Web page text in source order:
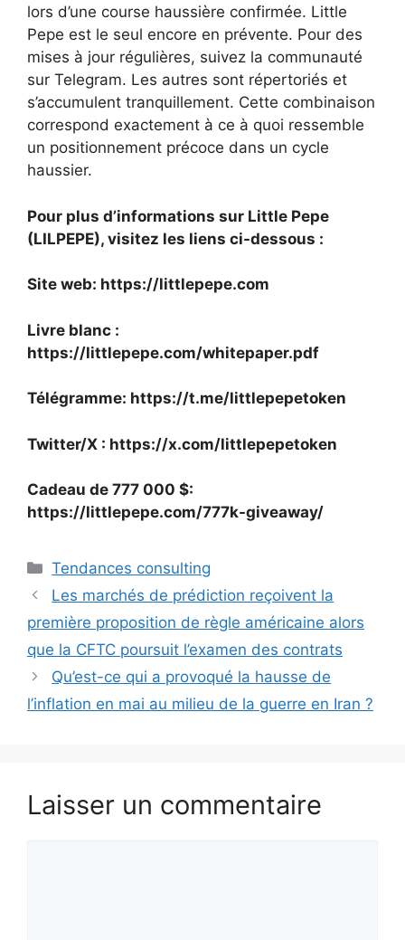
lors d’une course haussière confirmée. Little
Pepe est le seul encore en prévente. Pour des
mises à jour régulières, suivez la communauté
sur Telegram. Les autres sont répertoriés et
s’accumulent tranquillement. Cette combinaison
correspond exactement à ce à quoi ressemble
un positionnement précoce dans un cycle
haussier.
Pour plus d’informations sur Little Pepe
(LILPEPE), visitez les liens ci-dessous :
Site web: https://littlepepe.com
Livre blanc :
https://littlepepe.com/whitepaper.pdf
Télégramme: https://t.me/littlepepetoken
Twitter/X : https://x.com/littlepepetoken
Cadeau de 777 000 $:
https://littlepepe.com/777k-giveaway/
Catégories
Tendances consulting
Les marchés de prédiction reçoivent la
première proposition de règle américaine alors
que la CFTC poursuit l’examen des contrats
Qu’est-ce qui a provoqué la hausse de
l’inflation en mai au milieu de la guerre en Iran ?
Laisser un commentaire